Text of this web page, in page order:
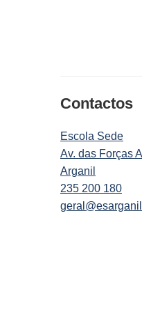
Contactos
Escola Sede
Av. das Forças
Arganil
235 200 180